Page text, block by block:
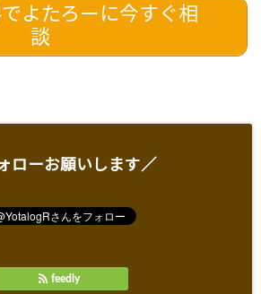
たろーに今すぐ相
談
ローお願いします／
feedly